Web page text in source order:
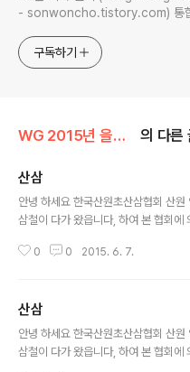
- sonwoncho.tistory.com) 통
구독하기
WG 2015년 을미년 기록 의 다른
산삼
안녕 하세요 한국산원초산삼협회 산
삼철이 다가 왔읍니다, 하여 본 협회에
로써 모든 약초 중에 최고의 선약으로
니다. 하지만 경험과 협회의 규정상 약
있더라도 이해 하시고,가능한 오해의
을 다 하겠읍니다.1,본협회에서는 일단
0 0 2015. 6. 7.
산삼
안녕 하세요 한국산원초산삼협회 산
삼철이 다가 왔읍니다, 하여 본 협회에